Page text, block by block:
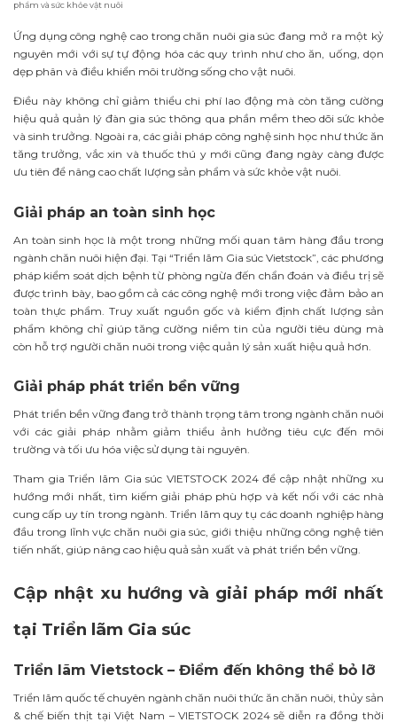
phẩm và sức khỏe vật nuôi
Ứng dụng công nghệ cao trong chăn nuôi gia súc đang mở ra một kỷ
nguyên mới với sự tự động hóa các quy trình như cho ăn, uống, dọn
dẹp phân và điều khiển môi trường sống cho vật nuôi.
Điều này không chỉ giảm thiểu chi phí lao động mà còn tăng cường
hiệu quả quản lý đàn gia súc thông qua phần mềm theo dõi sức khỏe
và sinh trưởng. Ngoài ra, các giải pháp công nghệ sinh học như thức ăn
tăng trưởng, vắc xin và thuốc thú y mới cũng đang ngày càng được
ưu tiên để nâng cao chất lượng sản phẩm và sức khỏe vật nuôi.
Giải pháp an toàn sinh học
An toàn sinh học là một trong những mối quan tâm hàng đầu trong
ngành chăn nuôi hiện đại. Tại “Triển lãm Gia súc Vietstock”, các phương
pháp kiểm soát dịch bệnh từ phòng ngừa đến chẩn đoán và điều trị sẽ
được trình bày, bao gồm cả các công nghệ mới trong việc đảm bảo an
toàn thực phẩm. Truy xuất nguồn gốc và kiểm định chất lượng sản
phẩm không chỉ giúp tăng cường niềm tin của người tiêu dùng mà
còn hỗ trợ người chăn nuôi trong việc quản lý sản xuất hiệu quả hơn.
Giải pháp phát triển bền vững
Phát triển bền vững đang trở thành trọng tâm trong ngành chăn nuôi
với các giải pháp nhằm giảm thiểu ảnh hưởng tiêu cực đến môi
trường và tối ưu hóa việc sử dụng tài nguyên.
Tham gia Triển lãm Gia súc VIETSTOCK 2024 để cập nhật những xu
hướng mới nhất, tìm kiếm giải pháp phù hợp và kết nối với các nhà
cung cấp uy tín trong ngành. Triển lãm quy tụ các doanh nghiệp hàng
đầu trong lĩnh vực chăn nuôi gia súc, giới thiệu những công nghệ tiên
tiến nhất, giúp nâng cao hiệu quả sản xuất và phát triển bền vững.
Cập nhật xu hướng và giải pháp mới nhất
tại Triển lãm Gia súc
Triển lãm Vietstock – Điểm đến không thể bỏ lỡ
Triển lãm quốc tế chuyên ngành chăn nuôi thức ăn chăn nuôi, thủy sản
& chế biến thịt tại Việt Nam – VIETSTOCK 2024 sẽ diễn ra đồng thời